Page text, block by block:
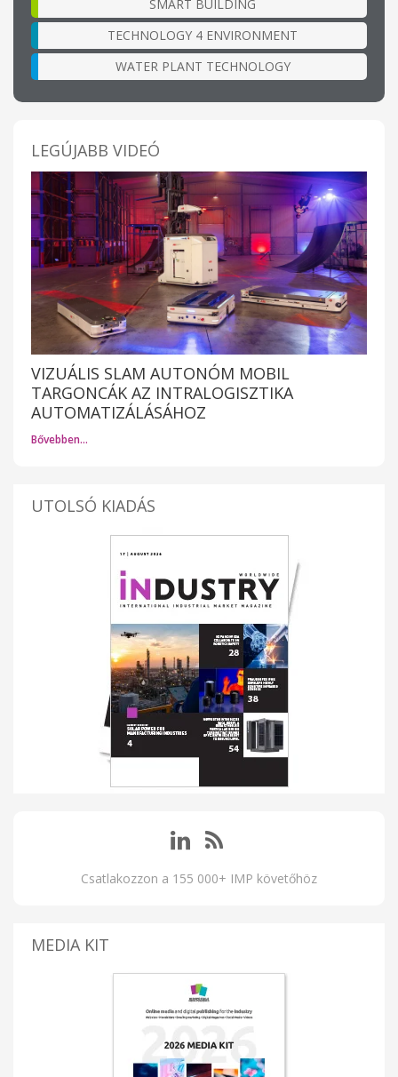
SMART BUILDING
TECHNOLOGY 4 ENVIRONMENT
WATER PLANT TECHNOLOGY
LEGÚJABB VIDEÓ
VIZUÁLIS SLAM AUTONÓM MOBIL
TARGONCÁK AZ INTRALOGISZTIKA
AUTOMATIZÁLÁSÁHOZ
Bővebben…
UTOLSÓ KIADÁS
Csatlakozzon a 155 000+ IMP követőhöz
MEDIA KIT